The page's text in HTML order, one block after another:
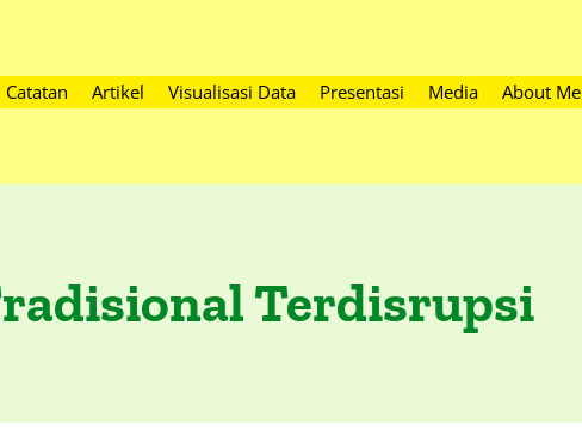
Catatan Artikel Visualisasi Data Presentasi Media About Me
Terdisrupsi